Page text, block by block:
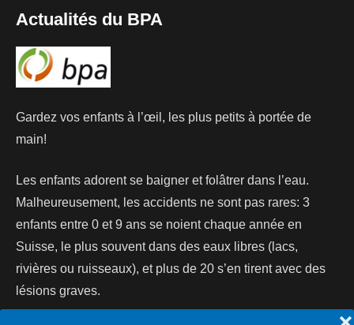
Actualités du BPA
Gardez vos enfants à l’œil, les plus petits à portée de
main!
Les enfants adorent se baigner et folâtrer dans l’eau.
Malheureusement, les accidents ne sont pas rares: 3
enfants entre 0 et 9 ans se noient chaque année en
Suisse, le plus souvent dans des eaux libres (lacs,
rivières ou ruisseaux), et plus de 20 s’en tirent avec des
lésions graves.